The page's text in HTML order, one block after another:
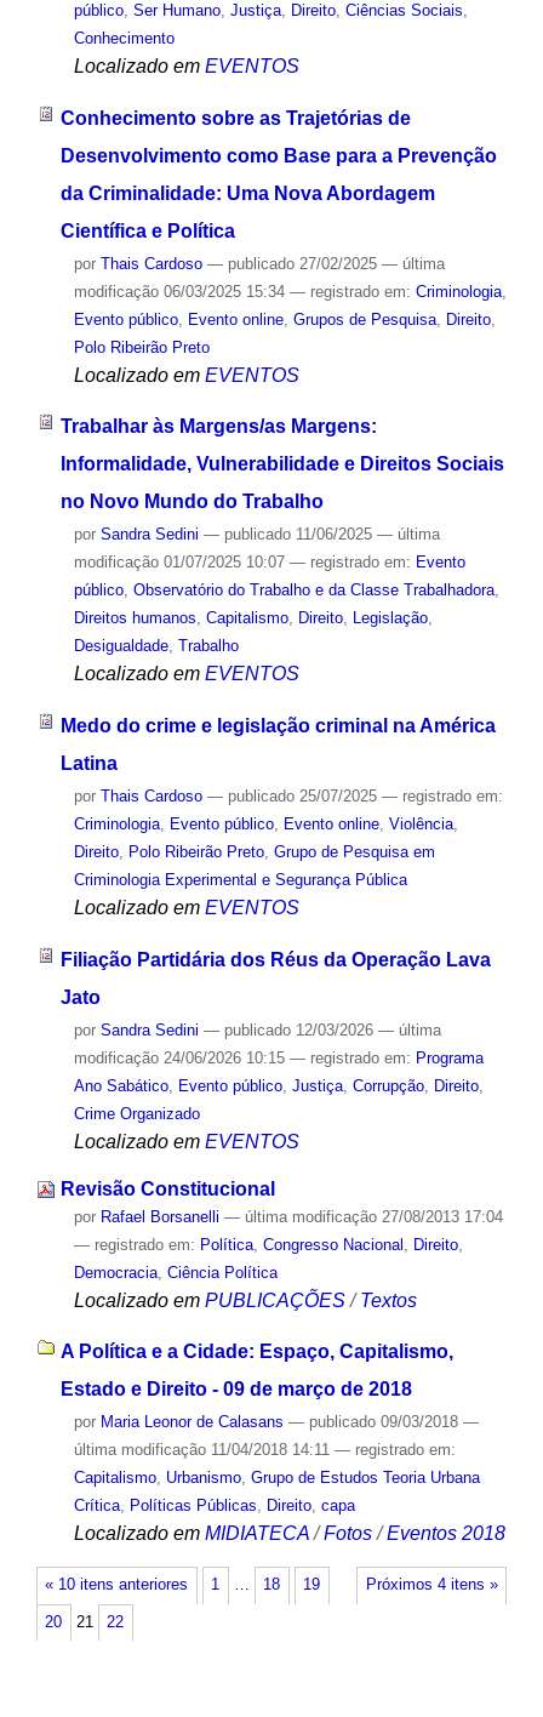
público, Ser Humano, Justiça, Direito, Ciências Sociais,
Conhecimento
Localizado em EVENTOS
Conhecimento sobre as Trajetórias de
Desenvolvimento como Base para a Prevenção
da Criminalidade: Uma Nova Abordagem
Científica e Política
por Thais Cardoso — publicado27/02/2025 — última
modificação06/03/2025 15:34 — registrado em: Criminologia,
Evento público, Evento online, Grupos de Pesquisa, Direito,
Polo Ribeirão Preto
Localizado em EVENTOS
Trabalhar às Margens/as Margens:
Informalidade, Vulnerabilidade e Direitos Sociais
no Novo Mundo do Trabalho
por Sandra Sedini — publicado11/06/2025 — última
modificação01/07/2025 10:07 — registrado em: Evento
público, Observatório do Trabalho e da Classe Trabalhadora,
Direitos humanos, Capitalismo, Direito, Legislação,
Desigualdade, Trabalho
Localizado em EVENTOS
Medo do crime e legislação criminal na América
Latina
por Thais Cardoso — publicado25/07/2025 — registrado em:
Criminologia, Evento público, Evento online, Violência,
Direito, Polo Ribeirão Preto, Grupo de Pesquisa em
Criminologia Experimental e Segurança Pública
Localizado em EVENTOS
Filiação Partidária dos Réus da Operação Lava
Jato
por Sandra Sedini — publicado12/03/2026 — última
modificação24/06/2026 10:15 — registrado em: Programa
Ano Sabático, Evento público, Justiça, Corrupção, Direito,
Crime Organizado
Localizado em EVENTOS
Revisão Constitucional
por Rafael Borsanelli — última modificação27/08/2013 17:04
— registrado em: Política, Congresso Nacional Direito,
Democracia, Ciência Política
Localizado em PUBLICAÇÕES /Textos
A Política e a Cidade: Espaço, Capitalismo,
Estado e Direito - 09 de março de 2018
por Maria Leonor de Calasans — publicado09/03/2018 —
última modificação11/04/2018 14:11 — registrado em:
Capitalismo, Urbanismo, Grupo de Estudos Teoria Urbana
Crítica, Políticas Públicas, Direito, capa
Localizado em MIDIATECA /Fotos /Eventos 2018
« 10 itens anteriores Próximos 4 itens »
1 … 18 19
20 21 22